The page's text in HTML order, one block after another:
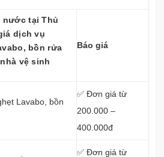
nước tại Thủ
dịch vụ
bồn rửa
vệ sinh
Báo giá
Lavabo, bồn
✅ Đơn giá từ
200.000 –
400.000đ
✅ Đơn giá từ